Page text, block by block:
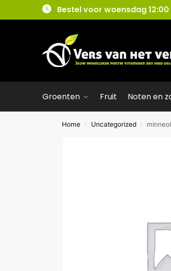
Bestel voor woensdag 12:00
Groenten Fruit Noten en
Home / Uncategorized /